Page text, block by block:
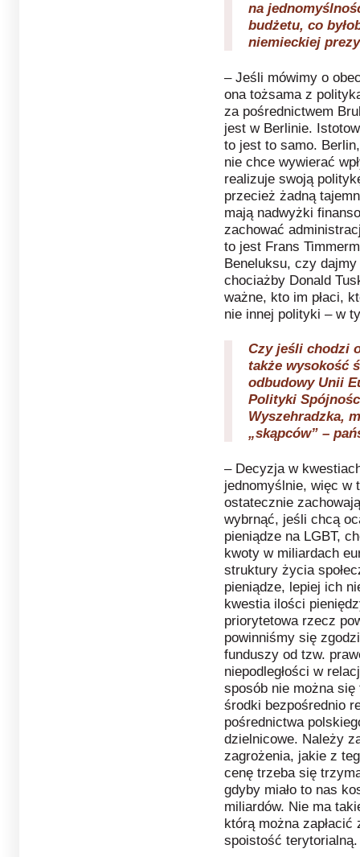
na
budżetu, co
niemieckiej
– Jeśli mówimy o
ona tożsama z
za pośrednictwem
jest w Berlinie.
to jest to samo.
nie chce wywierać
realizuje swoją
przecież żadną
mają nadwyżki
zachować
to jest Frans
Beneluksu, czy
chociażby Donald
ważne, kto im płaci,
nie innej polityki – w
Czy jeśli chodzi
także wysokość
odbudowy Unii
Polityki
Wyszehradzka,
„skąpców” –
– Decyzja w
jednomyślnie, więc w
ostatecznie
wybrnąć, jeśli chcą
pieniądze na LGBT,
kwoty w miliardach
struktury życia
pieniądze, lepiej ich
kwestia ilości
priorytetowa rzecz
powinniśmy się
funduszy od tzw.
niepodległości w
sposób nie można się
środki bezpośrednio
pośrednictwa
dzielnicowe. Należy
zagrożenia, jakie z
cenę trzeba się
gdyby miało to nas
miliardów. Nie ma
którą można zapłacić
spoistość terytorialną.